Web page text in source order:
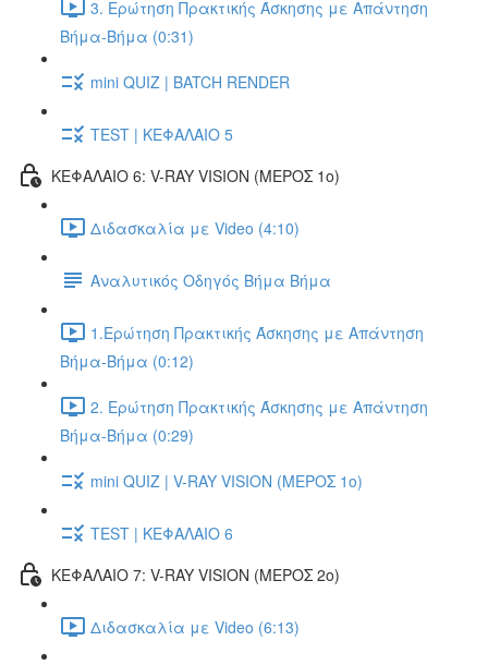
3. Ερώτηση Πρακτικής Άσκησης με Απάντηση
Βήμα-Βήμα (0:31)
mini QUIZ | BATCH RENDER
TEST | ΚΕΦΑΛΑΙΟ 5
ΚΕΦΑΛΑΙΟ 6: V-RAY VISION (ΜΕΡΟΣ 1ο)
Διδασκαλία με Video (4:10)
Αναλυτικός Οδηγός Βήμα Βήμα
1.Ερώτηση Πρακτικής Άσκησης με Απάντηση
Βήμα-Βήμα (0:12)
2. Ερώτηση Πρακτικής Άσκησης με Απάντηση
Βήμα-Βήμα (0:29)
mini QUIZ | V-RAY VISION (ΜΕΡΟΣ 1ο)
TEST | ΚΕΦΑΛΑΙΟ 6
ΚΕΦΑΛΑΙΟ 7: V-RAY VISION (ΜΕΡΟΣ 2ο)
Διδασκαλία με Video (6:13)